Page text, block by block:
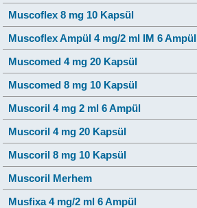
Muscoflex 8 mg 10 Kapsül
Muscoflex Ampül 4 mg/2 ml IM 6 Ampül
Muscomed 4 mg 20 Kapsül
Muscomed 8 mg 10 Kapsül
Muscoril 4 mg 2 ml 6 Ampül
Muscoril 4 mg 20 Kapsül
Muscoril 8 mg 10 Kapsül
Muscoril Merhem
Musfixa 4 mg/2 ml 6 Ampül